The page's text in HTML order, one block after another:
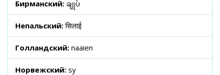
Бирманский: ချုပ်
Непальский:सिलाई
Голландский: naaien
Норвежский: sy